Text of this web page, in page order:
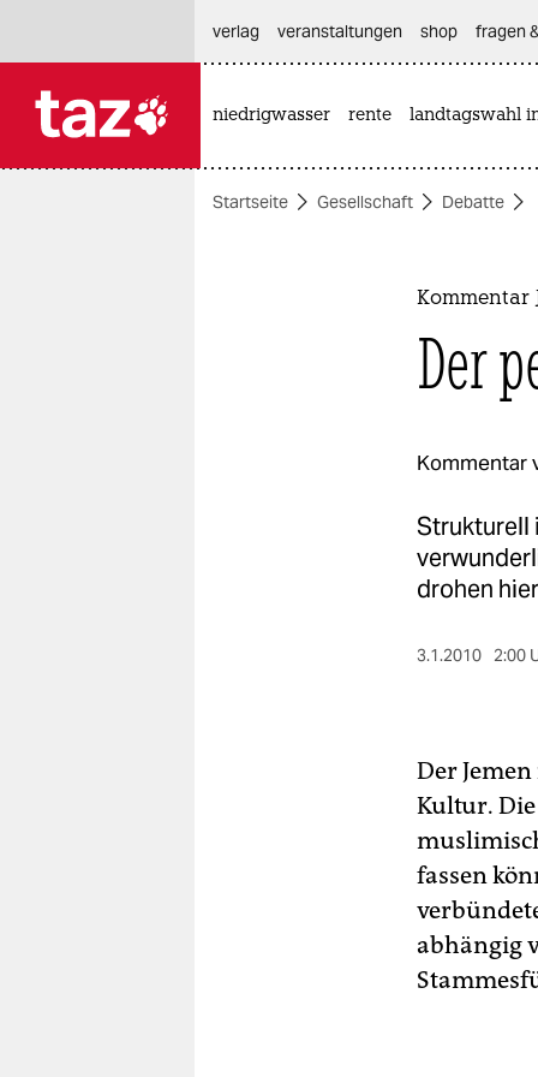
themen
verlag
veranstaltungen shop fragen
niedrigwasser rente landtagswahl
Startseite Gesellschaft Debatte
Kommentar
Der
Kommentar
Strukturell
drohen
3.1.2010 2:00
Der
Kultur.
fassen
abhängig